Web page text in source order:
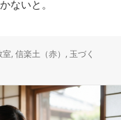
ないと。
室,信楽土（赤） , 玉づく
に